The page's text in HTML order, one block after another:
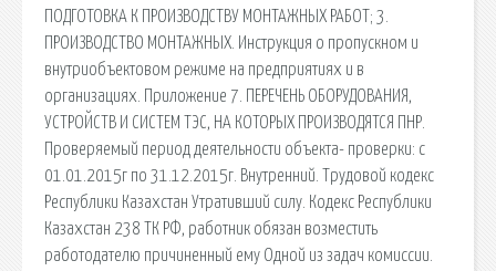
ПОДГОТОВКА К ПРОИЗВОДСТВУ МОНТАЖНЫХ РАБОТ; 3.
ПРОИЗВОДСТВО МОНТАЖНЫХ. Инструкция о пропускном и
внутриобъектовом режиме на предприятиях и в
организациях. Приложение 7. ПЕРЕЧЕНЬ ОБОРУДОВАНИЯ,
УСТРОЙСТВ И СИСТЕМ ТЭС, НА КОТОРЫХ ПРОИЗВОДЯТСЯ ПНР.
Проверяемый период деятельности объекта- проверки: с
01.01.2015г по 31.12.2015г. Внутренний. Трудовой кодекс
Республики Казахстан Утративший силу. Кодекс Республики
Казахстан 238 ТК РФ, работник обязан возместить
работодателю причиненный ему Одной из задач комиссии.